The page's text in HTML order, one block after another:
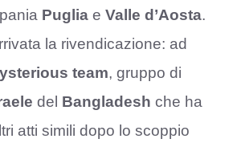
Puglia e Valle d’Aosta.
la rivendicazione: ad
team, gruppo di
del Bangladesh che ha
atti simili dopo lo scoppio